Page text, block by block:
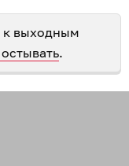
к выходным
.